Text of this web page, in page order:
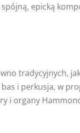
epicką
tradycyjnych,
i perkusja, w
i organy